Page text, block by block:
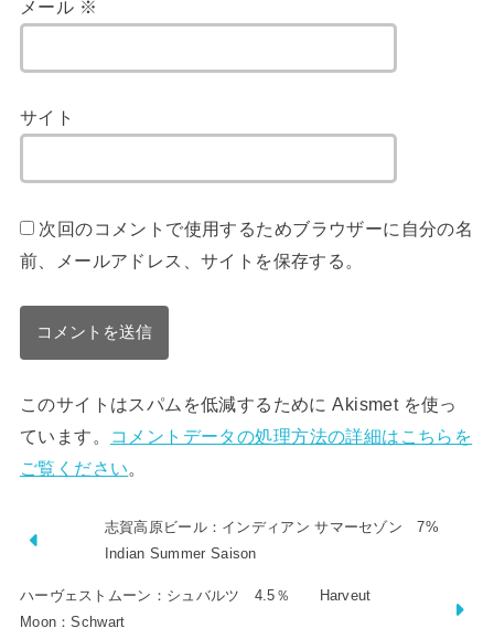
メール ※
サイト
次回のコメントで使用するためブラウザーに自分の名
前、メールアドレス、サイトを保存する。
このサイトはスパムを低減するために Akismet を使っ
ています。
コメントデータの処理方法の詳細はこちらを
ご覧ください。
志賀高原ビール：インディアン サマーセゾン 7%
Indian Summer Saison
ハーヴェストムーン：シュバルツ 4.5％ Harveut
Moon：Schwart